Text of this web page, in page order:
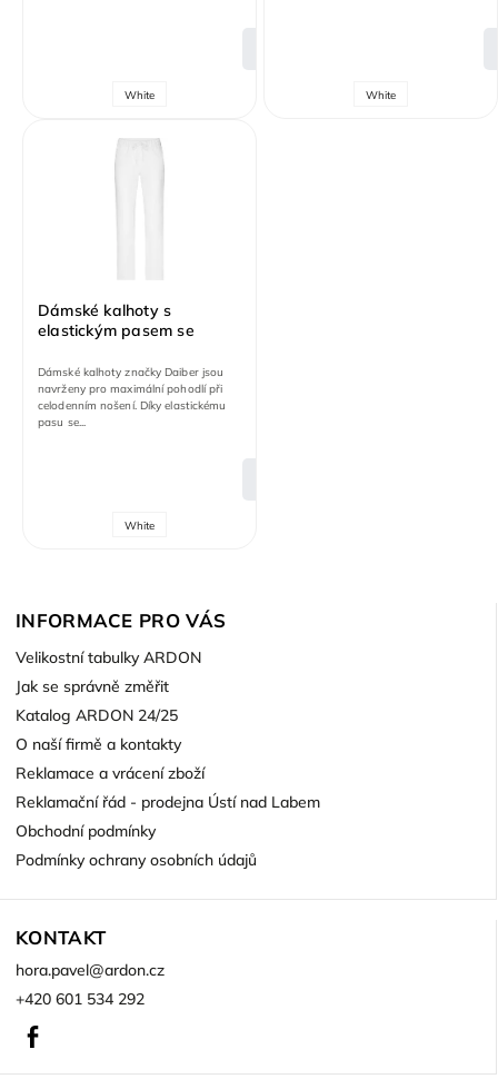
White White
Dámské kalhoty s
elastickým pasem se
Dámské kalhoty značky Daiber jsou
navrženy pro maximální pohodlí při
celodenním nošení. Díky elastickému
pasu se...
White
INFORMACE PRO VÁS
Velikostní tabulky ARDON
Jak se správně změřit
Katalog ARDON 24/25
O naší firmě a kontakty
Reklamace a vrácení zboží
Reklamační řád - prodejna Ústí nad Labem
Obchodní podmínky
Podmínky ochrany osobních údajů
KONTAKT
hora.pavel@ardon.cz
+420 601 534 292